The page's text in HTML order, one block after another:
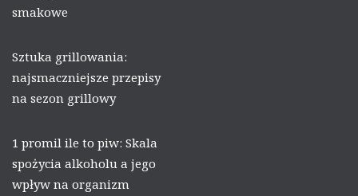
smakowe
Sztuka grillowania:
najsmaczniejsze przepisy
na sezon grillowy
1 promil ile to piw: Skala
spożycia alkoholu a jego
wpływ na organizm